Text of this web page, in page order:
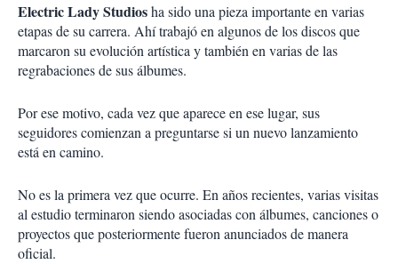
Electric Lady Studiosha sido una pieza importante en varias
etapas de su carrera. Ahí trabajó en algunos de los discos que
marcaron su evolución artística y también en varias de las
regrabaciones de sus álbumes.
Por ese motivo, cada vez que aparece en ese lugar, sus
seguidores comienzan a preguntarse si un nuevo lanzamiento
está en camino.
No es la primera vez que ocurre. En años recientes, varias visitas
al estudio terminaron siendo asociadas con álbumes, canciones o
proyectos que posteriormente fueron anunciados de manera
oficial.